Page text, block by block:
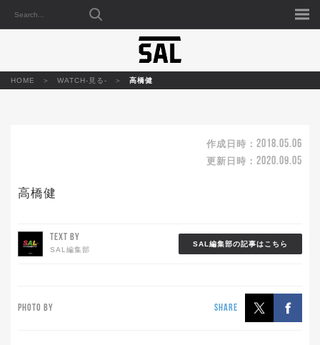
HOME WATCH-見る- 高橋健
作成日時： 2018.05.06
更新日時： 2020.09.05
高橋健
TEXT BY
SAL編集部
SAL編集部の記事はこちら
PHOTO BY SHARE